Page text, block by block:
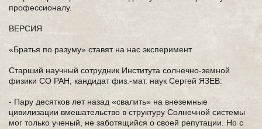
профессионалу.
ВЕРСИЯ
«Братья по разуму» ставят на нас эксперимент
Старший научный сотрудник Института солнечно-земной
физики СО РАН, кандидат физ.-мат. наук Сергей ЯЗЕВ:
- Пару десятков лет назад «свалить» на внеземные
цивилизации вмешательство в структуру Солнечной системы
мог только ученый, не заботящийся о своей репутации. Но с